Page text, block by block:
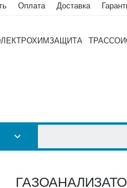
Оплата Доставка